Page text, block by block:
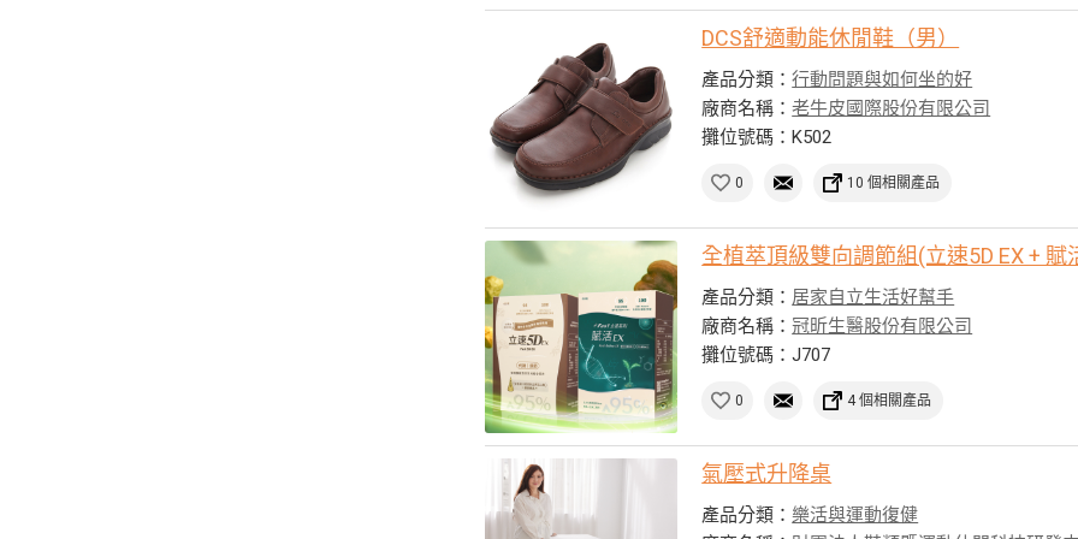
DCS舒適動能休閒鞋（男）
產品分類：行動問題與如何坐的好
廠商名稱：老牛皮國際股份有限公司
攤位號碼：K502
0 10 個相關產品
全植萃頂級雙向調節組(立速5D EX + 賦
產品分類： 居家自立生活好幫手
廠商名稱：冠昕生醫股份有限公司
攤位號碼：J707
0 4 個相關產品
氣壓式升降桌
產品分類：樂活與運動復健